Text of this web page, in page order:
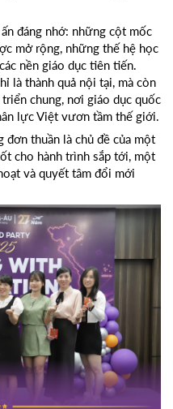
đáng nhớ: những cột mốc
mở rộng, những thế hệ học
nền giáo dục tiên tiến.
là thành quả nội tại, mà còn
chung, nơi giáo dục quốc
lực Việt vươn tầm thế giới.
đơn thuần là chủ đề của một
cho hành trình sắp tới, một
và quyết tâm đổi mới